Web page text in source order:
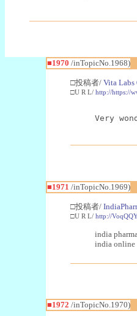
■1970 /inTopicNo.1968)
□投稿者/ Vita Labs
□U R L/ http://https://
Very
■1971 /inTopicNo.1969)
□投稿者/
□U R L/ http://
india
india online
■1972 /inTopicNo.1970)